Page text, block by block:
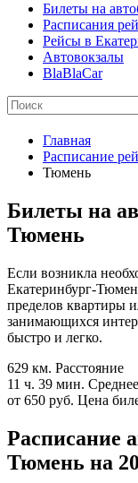
Билеты на
Расписания
Рейсы в
Автовокзалы
BlaBlaCar
Главная
Расписание
Тюмень
Билеты на
Тюмень
Если возникла
Екатеринбург-
пределов квартиры
занимающихся
быстро и легко.
629 км. Расстояние
11 ч. 39 мин.
от 650 руб. Цена
Расписание
Тюмень на